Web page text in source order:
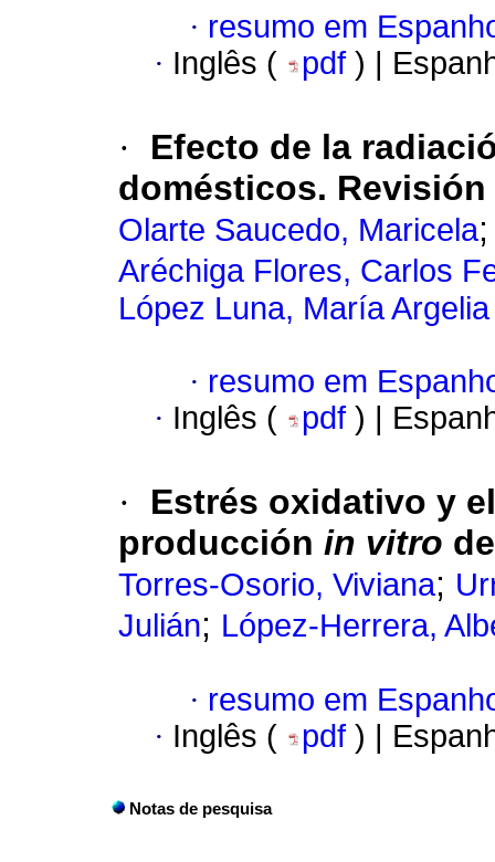
· resumo em
· Inglês ( pdf ) |
·
Efecto de la
domésticos. Revisión
Olarte Saucedo, Maricela
Aréchiga Flores, Carlos
López Luna, María Argelia
· resumo em
· Inglês ( pdf ) |
·
Estrés oxidativo y
producción in vitro
Torres-Osorio, Viviana;
Julián; López-Herrera,
· resumo em
· Inglês ( pdf ) |
Notas de pesquisa